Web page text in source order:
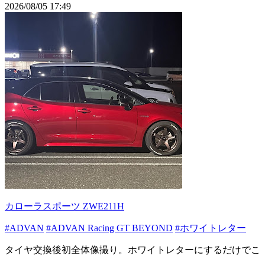
2026/08/05 17:49
カローラスポーツ ZWE211H
#ADVAN #ADVAN Racing GT BEYOND #ホワイトレター
タイヤ交換後初全体像撮り。ホワイトレターにするだけでこ